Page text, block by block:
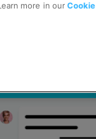
more in our Cookie